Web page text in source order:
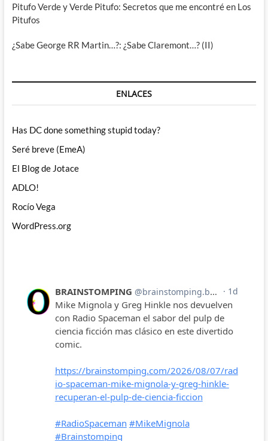
Pitufo Verde y Verde Pitufo: Secretos que me encontré en Los
Pitufos
¿Sabe George RR Martin…?: ¿Sabe Claremont…? (II)
ENLACES
Has DC done something stupid today?
Seré breve (EmeA)
El Blog de Jotace
ADLO!
Rocío Vega
WordPress.org